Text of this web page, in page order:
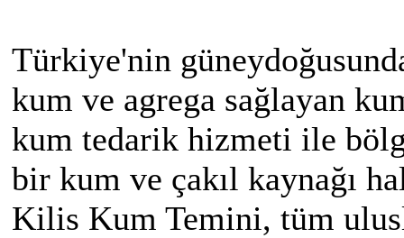
Türkiye'nin
kum ve agrega sağlayan
kum tedarik hizmeti ile
bir kum ve çakıl kaynağı
Kilis Kum Temini, tüm